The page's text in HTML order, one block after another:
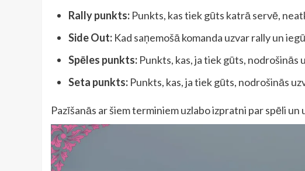
Rally punkts: Punkts, kas tiek gūts katrā servē,
Side Out: Kad saņemošā komanda uzvar rally un
Spēles punkts: Punkts, kas, ja tiek gūts, nodrošinās
Seta punkts: Punkts, kas, ja tiek gūts, nodrošinās
Pazīšanās ar šiem terminiem uzlabo izpratni par spēli